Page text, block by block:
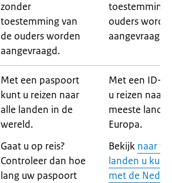
zonder
toestemming van
de ouders worden
aangevraagd.
toestemming
ouders
aangevraagd.
Met een paspoort
kunt u reizen naar
alle landen in de
wereld.
Gaat u op reis?
Controleer dan hoe
lang uw paspoort
Met een ID-
u reizen naar
meeste
Europa.
Bekijk naar
landen u kunt
met de